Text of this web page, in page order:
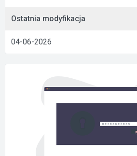
Ostatnia modyfikacja
04-06-2026